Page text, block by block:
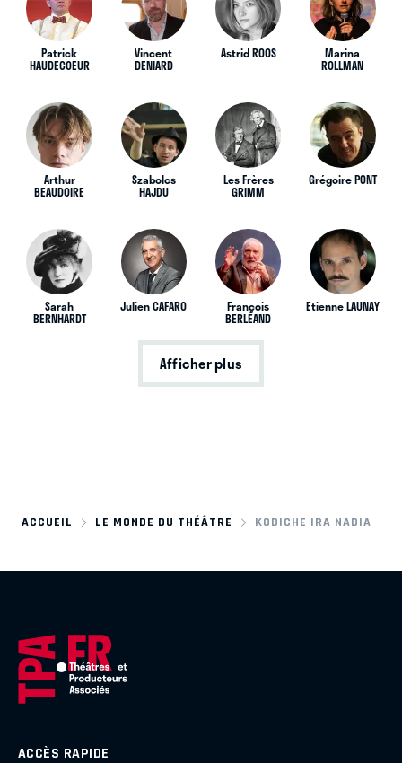
Patrick
HAUDECOEUR
Vincent
DENIARD
Astrid ROOS Marina
ROLLMAN
Arthur
BEAUDOIRE
Szabolcs
HAJDU
Les Frères
GRIMM
Grégoire PONT
Sarah
BERNHARDT
Julien CAFARO François
BERLÉAND
Etienne LAUNAY
Afficher plus
ACCUEIL LE MONDE DU THÉÂTRE KODICHE IRA NADIA
ACCÈS RAPIDE